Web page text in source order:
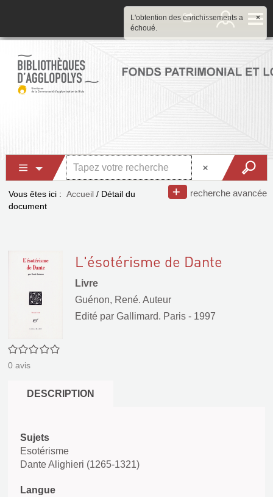
recherche avancée
Vous êtes ici : Accueil / Détail du
document
0/5
0 avis
L'ésotérisme de Dante
Livre
Guénon, René. Auteur
Edité par Gallimard. Paris - 1997
DESCRIPTION
Sujets
Esotérisme
Dante Alighieri (1265-1321)
Langue
×
L'obtention des enrichissements a
échoué.